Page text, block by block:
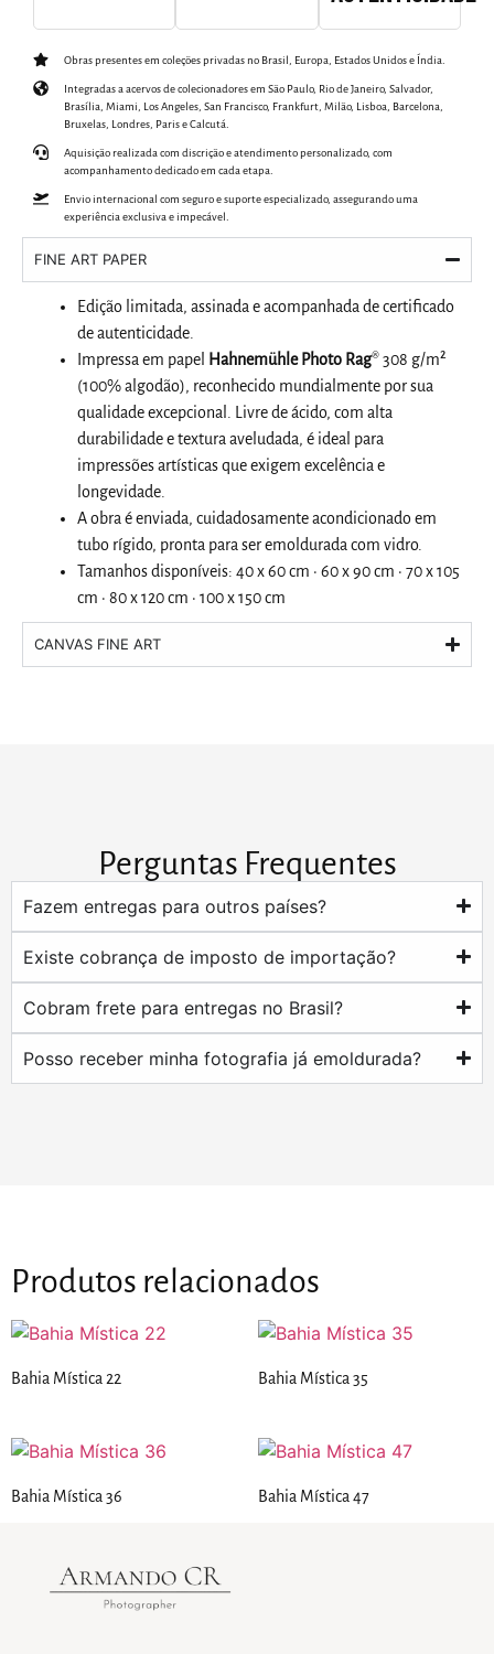
Obras presentes em coleções privadas no Brasil, Europa, Estados Unidos e Índia.
Integradas a acervos de colecionadores em São Paulo, Rio de Janeiro, Salvador,
Brasília, Miami, Los Angeles, San Francisco, Frankfurt, Milão, Lisboa, Barcelona,
Bruxelas, Londres, Paris e Calcutá.
Aquisição realizada com discrição e atendimento personalizado, com
acompanhamento dedicado em cada etapa.
Envio internacional com seguro e suporte especializado, assegurando uma
experiência exclusiva e impecável.
FINE ART PAPER
Edição limitada, assinada e acompanhada de certificado
de autenticidade.
Impressa em papel
Hahnemühle Photo Rag® 308 g/m²
(100% algodão), reconhecido mundialmente por sua
qualidade excepcional. Livre de ácido, com alta
durabilidade e textura aveludada, é ideal para
impressões artísticas que exigem excelência e
longevidade.
A obra é enviada, cuidadosamente acondicionado em
tubo rígido, pronta para ser emoldurada com vidro.
Tamanhos disponíveis: 40 x 60 cm · 60 x 90 cm · 70 x 105
cm · 80 x 120 cm · 100 x 150 cm
CANVAS FINE ART
Perguntas Frequentes
Fazem entregas para outros países?
Existe cobrança de imposto de importação?
Cobram frete para entregas no Brasil?
Posso receber minha fotografia já emoldurada?
Produtos relacionados
Bahia Mística 22 Bahia Mística 35
Bahia Mística 36 Bahia Mística 47